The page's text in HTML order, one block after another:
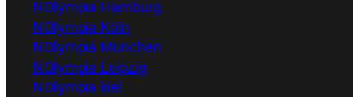
NOlympia Hamburg
NOlympia Köln
NOlympia München
NOlympia Leipzig
NOlympia kiel